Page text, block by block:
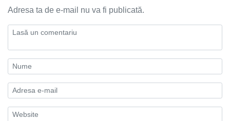
Adresa ta de e-mail nu va fi publicată.